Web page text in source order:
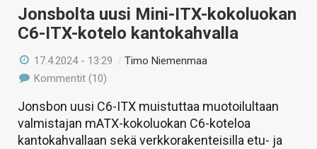
Jonsbolta uusi Mini-ITX-kokoluokan
C6-ITX-kotelo kantokahvalla
17.4.2024 - 13:29 /Timo Niemenmaa
Kommentit (10)
Jonsbon uusi C6-ITX muistuttaa muotoilultaan
valmistajan mATX-kokoluokan C6-koteloa
kantokahvallaan sekä verkkorakenteisilla etu- ja